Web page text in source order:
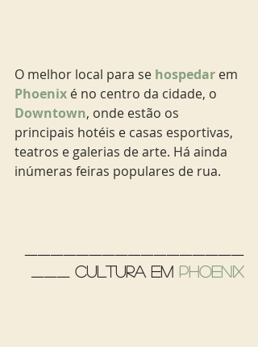
O melhor local para se hospedar em
Phoenix é no centro da cidade, o
Downtown, onde estão os
principais hotéis e casas esportivas,
teatros e galerias de arte. Há ainda
inúmeras feiras populares de rua.
___ Cultura em Phoenix